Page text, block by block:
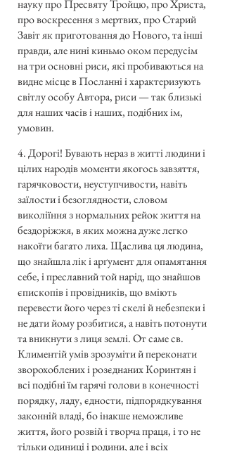
науку про Пресвяту Тройцю, про Христа,
про воскресення з мертвих, про Старий
Завіт як приготовання до Нового, та інші
правди, але нині киньмо оком передусім
на три основні риси, які пробиваються на
видне місце в Посланні і характеризують
світлу особу Автора, риси — так близькі
для наших часів і наших, подібних ім,
умовин.
4. Дорогі! Бувають нераз в житті людини і
цілих народів моменти якогось завзяття,
гарячковости, неуступчивости, навіть
заїлости і безоглядности, словом
виколіїння з нормальних рейок життя на
бездоріжжя, в яких можна дуже легко
накоїти багато лиха. Щаслива ця людина,
що знайшла лік і арґумент для опамятання
себе, і преславний той нарід, що знайшов
єпископів і провідників, що вміють
перевести його через ті скелі й небезпеки і
не дати йому розбитися, а навіть потонути
та вникнути з лиця землі. От саме св.
Климентій умів зрозуміти й переконати
зворохоблених і розєднаних Коринтян і
всі подібні їм гарячі голови в конечності
порядку, ладу, єдности, підпорядкування
законній владі, бо інакше неможливе
життя, його розвій і творча праця, і то не
тільки одиниці і родини, але і всіх